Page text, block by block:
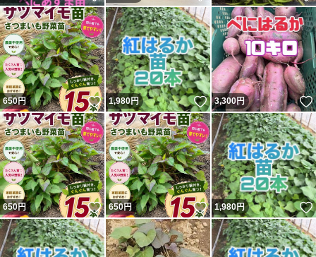
650円 いいね！
1,980円 いいね！
3,300円
650円 いいね！
650円 いいね！
1,980円